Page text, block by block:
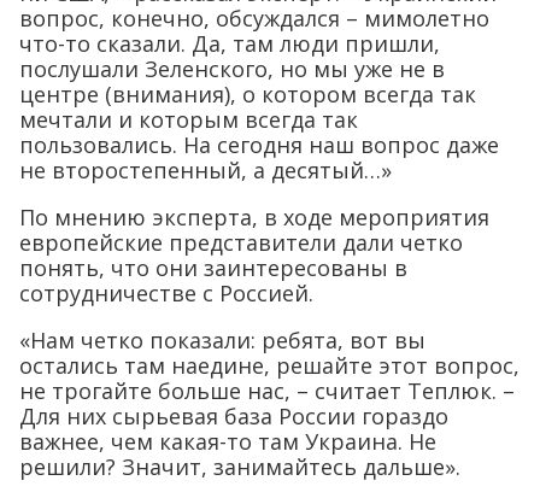
вопрос, конечно, обсуждался – мимолетно
что-то сказали. Да, там люди пришли,
послушали Зеленского, но мы уже не в
центре (внимания), о котором всегда так
мечтали и которым всегда так
пользовались. На сегодня наш вопрос даже
не второстепенный, а десятый…»
По мнению эксперта, в ходе мероприятия
европейские представители дали четко
понять, что они заинтересованы в
сотрудничестве с Россией.
«Нам четко показали: ребята, вот вы
остались там наедине, решайте этот вопрос,
не трогайте больше нас, – считает Теплюк. –
Для них сырьевая база России гораздо
важнее, чем какая-то там Украина. Не
решили? Значит, занимайтесь дальше».